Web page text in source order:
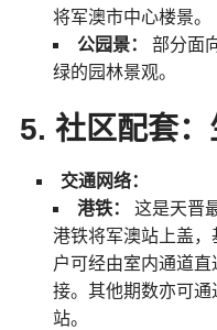
将军澳市中心楼景。
公园景：
部分面
绿的园林景观。
5. 社区配套
交通网络：
港铁：
这是天晋
港铁将军澳站上盖
户可经由室内通道
接。其他期数亦可
站。